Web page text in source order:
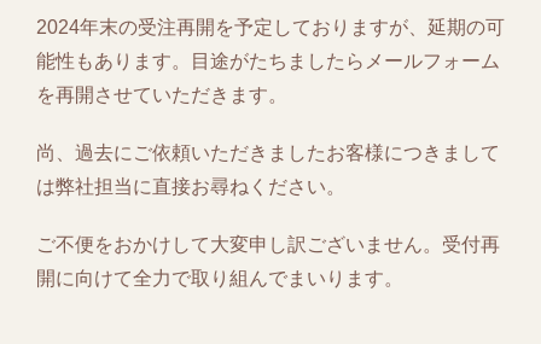
2024年末の受注再開を予定しておりますが、延期の可
能性もあります。目途がたちましたらメールフォーム
を再開させていただきます。
尚、過去にご依頼いただきましたお客様につきまして
は弊社担当に直接お尋ねください。
ご不便をおかけして大変申し訳ございません。受付再
開に向けて全力で取り組んでまいります。